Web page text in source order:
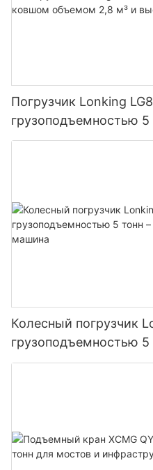
Погрузчик Lonking
грузоподъемностью
объемом 2,8 м³ и
Колесный погрузчик
грузоподъемностью 5
строительная машина